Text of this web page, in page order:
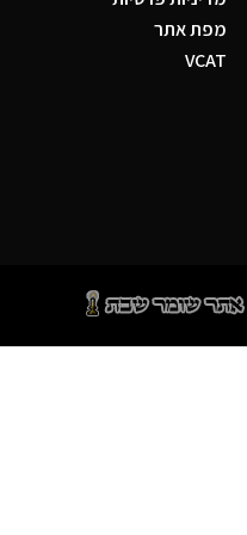
מפת אתר
VCAT